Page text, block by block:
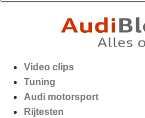
Video clips
Tuning
Audi motorsport
Rijtesten